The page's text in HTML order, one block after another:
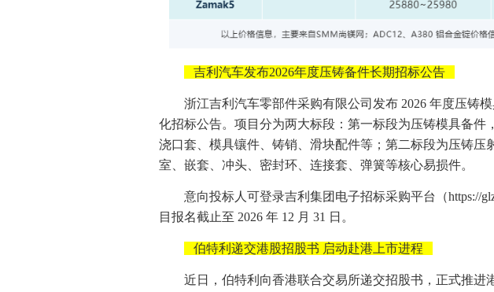
吉利汽车发布2026年度压铸备件长期招标公告
浙江吉利汽车零部件采购有限公司发布 2026 年度压铸
化招标公告。项目分为两大标段：第一标段为压铸模具备件
浇口套、模具镶件、铸销、滑块配件等；第二标段为压铸压
室、嵌套、冲头、密封环、连接套、弹簧等核心易损件。
意向投标人可登录吉利集团电子招标采购平台（https://
目报名截止至 2026 年 12 月 31 日。
伯特利递交港股招股书 启动赴港上市进程
近日，伯特利向香港联合交易所递交招股书，正式推进